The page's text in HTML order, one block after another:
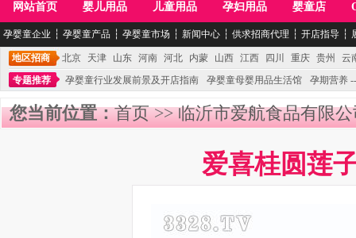
网站首页 婴儿用品 儿童用品 孕妇用品 婴童店
孕婴童企业 ┆ 孕婴童产品 ┆ 孕婴童市场 ┆ 新闻中心 ┆ 供求招商代理 ┆ 开店指导 ┆
地区招商 北京 天津 山东 河南 河北 内蒙 山西 江西 四川 重庆 贵州
云
专题推荐
孕婴童行业发展前景及开店指南 孕婴童母婴用品生活馆 孕期营养
您当前位置：首页>>临沂市爱航食品有限
爱喜桂圆莲